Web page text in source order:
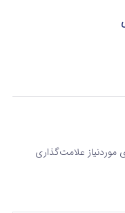
علامت‌گذاری